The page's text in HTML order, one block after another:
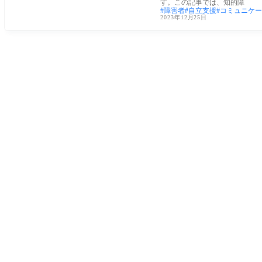
す。この記事では、知的障
障害者 自立支援 コミュニケ
2023年12月25日